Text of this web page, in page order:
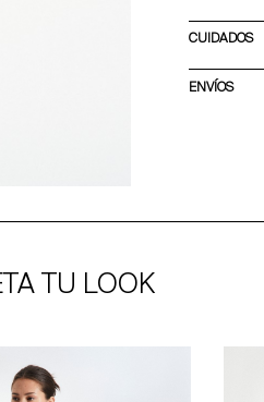
CUIDADOS
ENVÍOS
TU LOOK